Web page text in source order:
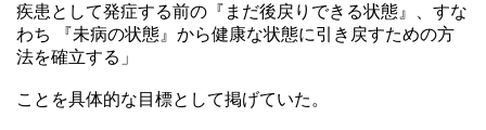
疾患として発症する前の『まだ後戻りできる状態』、すな
わち 『未病の状態』から健康な状態に引き戻すための方
法を確立する」
ことを具体的な目標として掲げていた。